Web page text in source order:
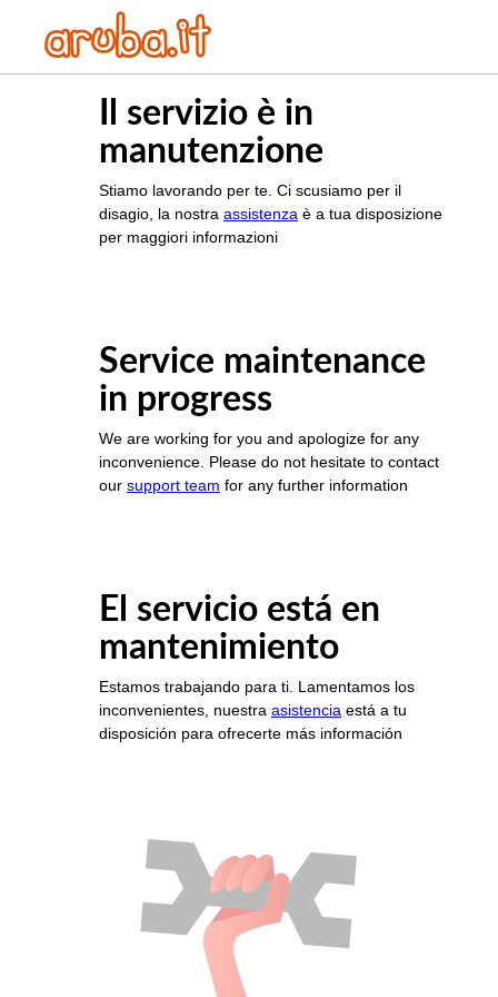
Il servizio è in
manutenzione
Stiamo lavorando per te. Ci scusiamo per il
disagio, la nostra assistenza è a tua disposizione
per maggiori informazioni
Service maintenance
in progress
We are working for you and apologize for any
inconvenience. Please do not hesitate to contact
our support team for any further information
El servicio está en
mantenimiento
Estamos trabajando para ti. Lamentamos los
inconvenientes, nuestra asistencia está a tu
disposición para ofrecerte más información